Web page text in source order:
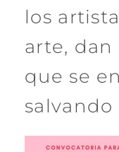
los
arte, dan
que se
salvando